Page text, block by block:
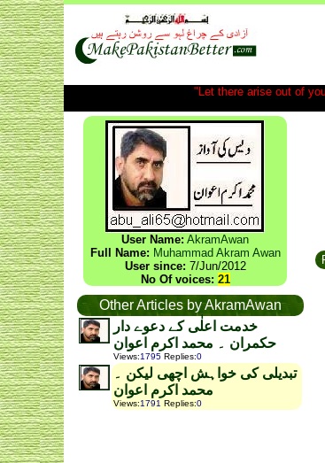
"Let there arise out of
User Name: AkramAwan
Full Name: Muhammad Akram Awan
User since: 7/Jun/2012
No Of voices: 21
Other Articles by AkramAwan
خدمت اعلٰی کے دعوے دار
حکمران ۔ محمد اکرم اعوان
Views:1795 Replies:0
تبدیلی کی خواہش اچھی لیکن ۔
محمد اکرم اعوان
Views:1791 Replies:0